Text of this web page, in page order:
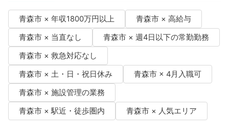
青森市 × 年収1800万円以上
青森市 × 高給与
青森市 × 当直なし
青森市 × 週4日以下の常勤勤務
青森市 × 救急対応なし
青森市 × 土・日・祝日休み
青森市 × 4月入職可
青森市 × 施設管理の業務
青森市 × 駅近・徒歩圏内
青森市 × 人気エリア